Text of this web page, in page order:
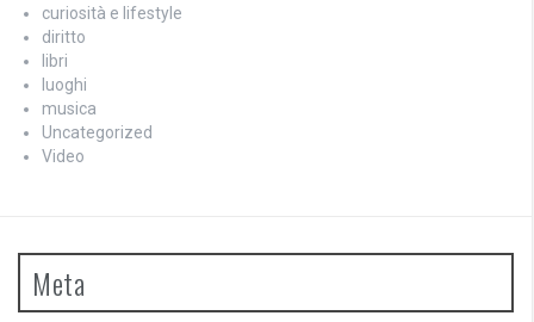
curiosità e lifestyle
diritto
libri
luoghi
musica
Uncategorized
Video
Meta